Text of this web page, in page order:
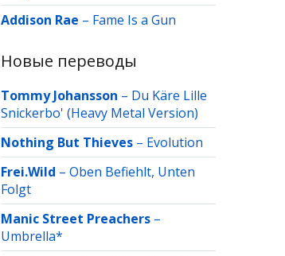
Addison Rae – Fame Is a Gun
Новые переводы
Tommy Johansson – Du Käre Lille
Snickerbo' (Heavy Metal Version)
Nothing But Thieves – Evolution
Frei.Wild – Oben Befiehlt, Unten
Folgt
Manic Street Preachers –
Umbrella*